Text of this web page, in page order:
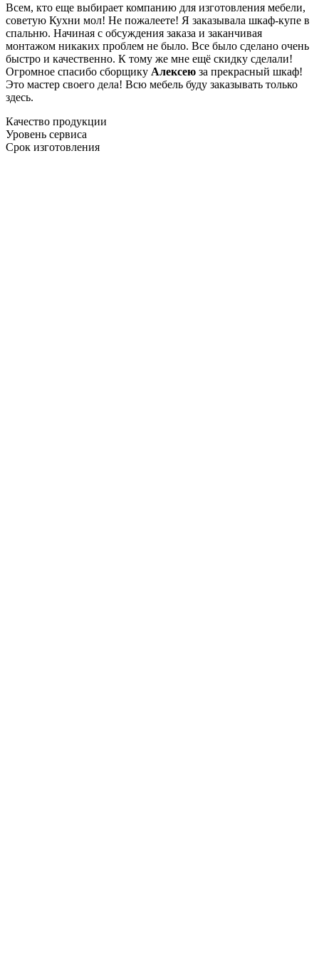
Всем, кто еще выбирает компанию для изготовления мебели,
советую Кухни мол! Не пожалеете! Я заказывала шкаф-купе в
спальню. Начиная с обсуждения заказа и заканчивая
монтажом никаких проблем не было. Все было сделано очень
быстро и качественно. К тому же мне ещё скидку сделали!
Огромное спасибо сборщику Алексею за прекрасный шкаф!
Это мастер своего дела! Всю мебель буду заказывать только
здесь.
Качество продукции
Уровень сервиса
Срок изготовления